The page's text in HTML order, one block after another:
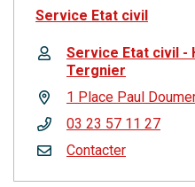
Service Etat civil
Service Etat civil -
Tergnier
1 Place Paul
03 23 57 11 27
Contacter